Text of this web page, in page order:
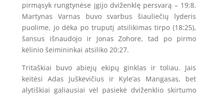
pirmąsyk rungtynėse įgijo dviženklę persvarą – 19:8.
Martynas Varnas buvo svarbus šiauliečių lyderis
puolime, jo dėka po truputį atsilikimas tirpo (18:25),
šansus išnaudojo ir Jonas Zohore, tad po pirmo
kėlinio šeimininkai atsiliko 20:27.
Tritaškiai buvo abiejų ekipų ginklas ir toliau. Jais
keitėsi Adas Juškevičius ir Kyle‘as Mangasas, bet
alytiškiai galiausiai vėl pasiekė dviženklio skirtumo